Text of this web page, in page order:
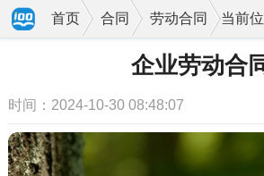
当前位
首页 合同 劳动合同
企业劳动合
时间：2024-10-30 08:48:07